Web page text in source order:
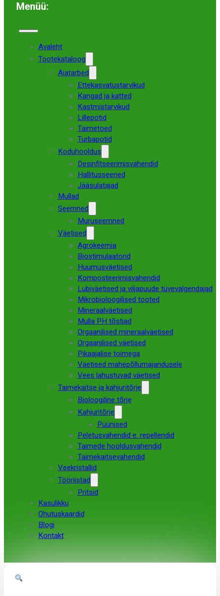
Menüü:
Avaleht
Tootekataloog
Aiatarbed
Ettekasvatustarvikud
Kangad ja katted
Kastmistarvikud
Lillepotid
Taimetoed
Turbapotid
Koduhooldus
Desinfitseerimisvahendid
Hallitusseened
Jääsulatajad
Mullad
Seemned
Muruseemned
Väetised
Agrokeemia
Biostimulaatorid
Huumusväetised
Komposteerimisvahendid
Lubiväetised ja viljapuude tüvevalgendajad
Mikrobioloogilised tooted
Mineraalväetised
Mulla PH tõstjad
Orgaanilised mineraalväetised
Orgaanilised väetised
Pikaajalise toimega
Väetised mahepõllumajandusele
Vees lahustuvad väetised
Taimekaitse ja kahjuritõrje
Bioloogiline tõrje
Kahjuritõrje
Püünised
Peletusvahendid e. repellendid
Taimede hooldusvahendid
Taimekaitsevahendid
Veekristallid
Tööriistad
Pritsid
Kasulikku
Ohutuskaardid
Blogi
Kontakt